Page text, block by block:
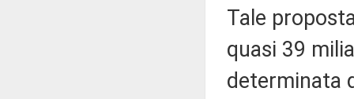
Tale
quasi 39
determinata